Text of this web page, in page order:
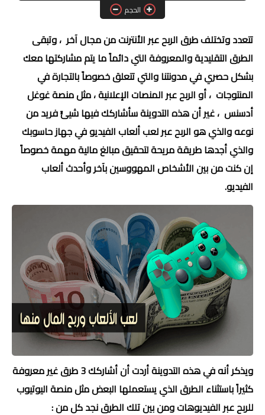
كورسات
مقالات
القسم الديني
العناية بالصحة
سياحة
قصص
رياضة
الحجم
تتعدد وتختلف طرق الربح عبر الأنترنت من مجال آخر ، وتبقى
الطرق التقليدية والمعروفة التي دائماً ما يتم مشاركتها معك
بشكل حصري في مدونتنا والتي تتعلق خصوصاً بالتجارة في
المنتوجات ، أو الربح عبر المنصات الإعلانية ، مثل منصة غوغل
أدسنس ، غير أن هذه التدوينة سأشاركك فيها شيئً فريد من
نوعه والذي هو الربح عبر لعب ألعاب الفيديو في جهاز حاسوبك
والذي أجدها طريقة مريحة لتحقيق مبالغ مالية مهمة خصوصاً
إن كنت من بين الأشخاص المهووسين بآخر وأحدث ألعاب
الفيديو.
ويذكر أنه في هذه التدوينة أردت أن أشاركك 3 طرق غير معروفة
كثيراً باستثناء الطرق الذي يستعملها البعض مثل منصة اليوتيوب
للربح عبر الفيديوهات ومن بين تلك الطرق نجد كل من :